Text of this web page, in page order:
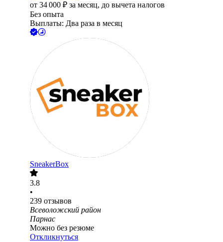
от 34 000 ₽ за месяц, до вычета налогов
Без опыта
Выплаты: Два раза в месяц
SneakerBox
3.8
•
239 отзывов
Всеволожский район
Парнас
Можно без резюме
Откликнуться